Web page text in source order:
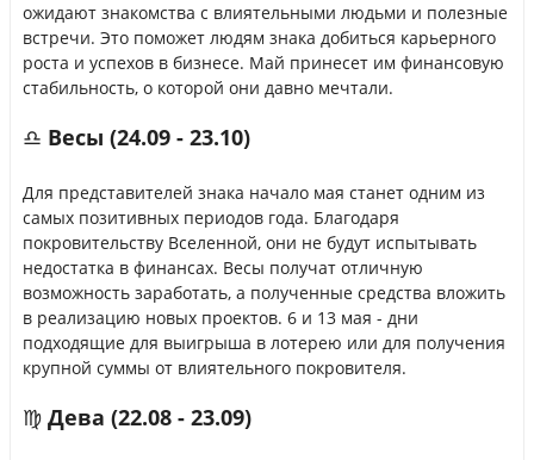
ожидают знакомства с влиятельными людьми и полезные
встречи. Это поможет людям знака добиться карьерного
роста и успехов в бизнесе. Май принесет им финансовую
стабильность, о которой они давно мечтали.
♎ Весы (24.09 - 23.10)
Для представителей знака начало мая станет одним из
самых позитивных периодов года. Благодаря
покровительству Вселенной, они не будут испытывать
недостатка в финансах. Весы получат отличную
возможность заработать, а полученные средства вложить
в реализацию новых проектов. 6 и 13 мая - дни
подходящие для выигрыша в лотерею или для получения
крупной суммы от влиятельного покровителя.
♍ Дева (22.08 - 23.09)